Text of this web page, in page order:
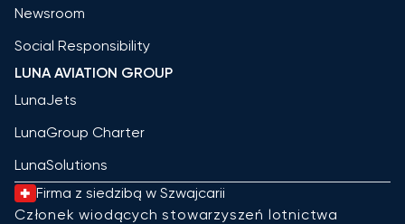
Newsroom
Social Responsibility
LUNA AVIATION GROUP
LunaJets
LunaGroup Charter
LunaSolutions
Firma z siedzibą w Szwajcarii
Członek wiodących stowarzyszeń lotnictwa